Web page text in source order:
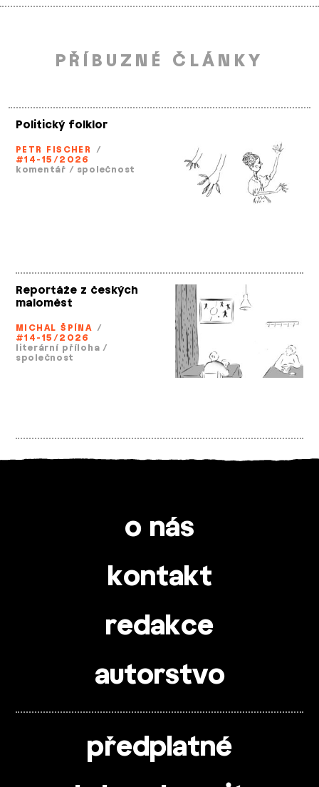
PŘÍBUZNÉ ČLÁNKY
Politický folklor
PETR FISCHER /
#14-15/2026
komentář / společnost
Reportáže z českých
maloměst
MICHAL ŠPÍNA /
#14-15/2026
literární příloha /
společnost
o nás
kontakt
redakce
autorstvo
předplatné